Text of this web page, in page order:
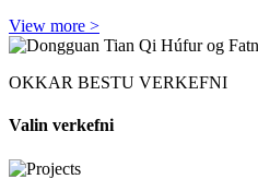
View more >
OKKAR BESTU VERKEFNI
Valin verkefni